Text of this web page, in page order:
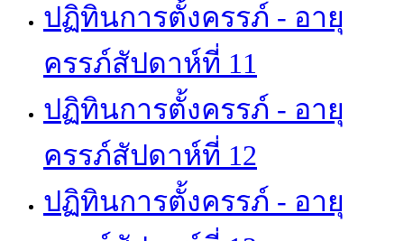
ปฏิทินการตั้งครรภ์ - อายุ
ครรภ์สัปดาห์ที่ 11
ปฏิทินการตั้งครรภ์ - อายุ
ครรภ์สัปดาห์ที่ 12
ปฏิทินการตั้งครรภ์ - อายุ